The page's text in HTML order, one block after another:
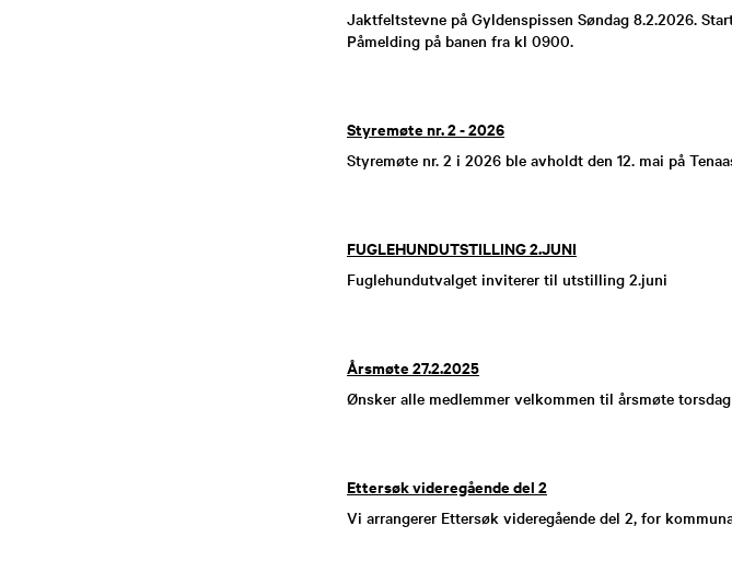
Jaktfeltstevne på Gyldenspissen Søndag 8.2.2026.
Påmelding på banen fra kl 0900.
Styremøte nr. 2 - 2026
Styremøte nr. 2 i 2026 ble avholdt den 12. mai på
FUGLEHUNDUTSTILLING 2.JUNI
Fuglehundutvalget inviterer til utstilling 2.juni
Årsmøte 27.2.2025
Ønsker alle medlemmer velkommen til årsmøte
Ettersøk videregående del 2
Vi arrangerer Ettersøk videregående del 2, for